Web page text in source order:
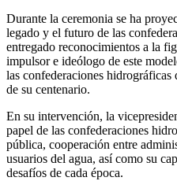
Durante la ceremonia se ha
legado y el futuro de las
entregado reconocimientos a la
impulsor e ideólogo de este
las confederaciones
de su centenario.
En su intervención, la
papel de las confederaciones
pública, cooperación entre
usuarios del agua, así como su
desafíos de cada época.